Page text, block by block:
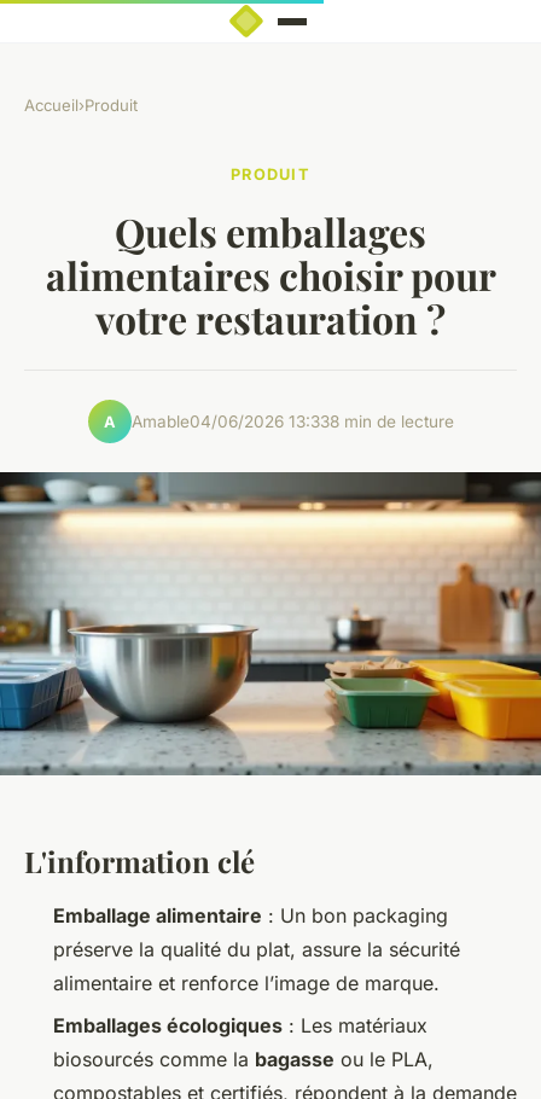
Accueil›Produit
PRODUIT
Quels emballages
alimentaires choisir pour
votre restauration ?
A Amable04/06/2026 13:338 min de lecture
L'information clé
Emballage alimentaire : Un bon packaging
préserve la qualité du plat, assure la sécurité
alimentaire et renforce l’image de marque.
Emballages écologiques : Les matériaux
biosourcés comme la bagasse ou le PLA,
compostables et certifiés, répondent à la demande